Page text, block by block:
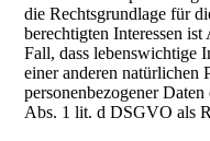
die Rechtsgrundlage für
berechtigten Interessen
Fall, dass lebenswichtige
einer anderen natürlichen
personenbezogener
Abs. 1 lit. d DSGVO als